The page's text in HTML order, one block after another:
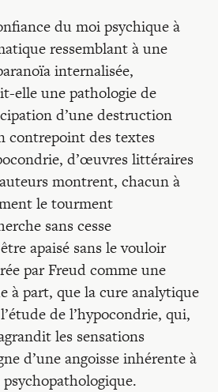
du moi psychique à
ressemblant à une
internalisée,
elle une pathologie de
d’une destruction
contrepoint des textes
d’œuvres littéraires
montrent, chacun à
le tourment
sans cesse
apaisé sans le vouloir
par Freud comme une
à part, que la cure analytique
de l’hypocondrie, qui,
les sensations
d’une angoisse inhérente à